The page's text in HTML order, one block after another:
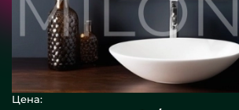
Цена: